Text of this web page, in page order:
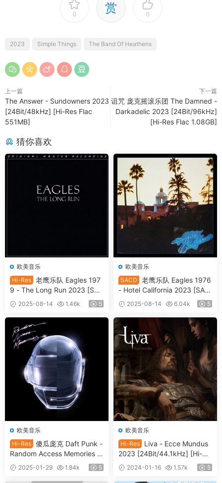
0 赏 0
2023 Simple Things The Band Of Heathens
上一篇
The Answer - Sundowners 2023
[24Bit/48kHz] [Hi-Res Flac
551MB]
下一篇
诅咒 庞克摇滚乐团 The Damned -
Darkadelic 2023 [24Bit/96kHz]
[Hi-Res Flac 1.08GB]
猜你喜欢
欧美音乐
Hi-Res 老鹰乐队 Eagles 197
9 - The Long Run 2023 [SAC
D ISO 1.71GB]
2025-08-14 1.46k 5
欧美音乐
SACD
老鹰乐队 Eagles 1976
- Hotel California 2023 [SAC
D ISO 1.74GB]
2025-08-14 6.04k 5
欧美音乐
Hi-Res 傻瓜庞克 Daft Punk -
Random Access Memories (1
0th Anniversary Edition) 202
3 [24Bit/88.2kHz] [Hi-Res Fl
2025-01-29 1.84k 5
欧美音乐
Hi-Res
Liva - Ecce Mundus
2023 [24Bit/44.1kHz] [Hi-Re
s Flac 690M]
2024-01-16 1.57k 5